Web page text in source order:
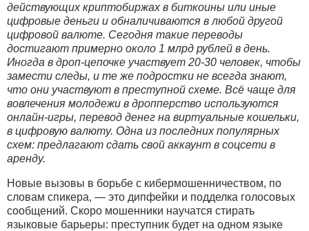
действующих криптобиржах в биткоины или иные
цифровые деньги и обналичиваются в любой другой
цифровой валюте. Сегодня такие переводы
достигают примерно около 1 млрд рублей в день.
Иногда в дроп-цепочке участвует 20-30 человек, чтобы
замести следы, и те же подростки не всегда знают,
что они участвуют в преступной схеме. Всё чаще для
вовлечения молодежи в дропперство используются
онлайн-игры, перевод денег на виртуальные кошельки,
в цифровую валюту. Одна из последних популярных
схем: предлагают сдать свой аккаунт в соцсети в
аренду.
Новые вызовы в борьбе с кибермошенничеством, по
словам спикера, — это дипфейки и подделка голосовых
сообщений. Скоро мошенники научатся стирать
языковые барьеры: преступник будет на одном языке